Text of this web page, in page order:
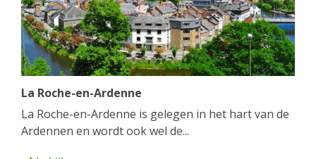
La Roche-en-Ardenne
La Roche-en-Ardenne is gelegen in het hart van de
Ardennen en wordt ook wel de...